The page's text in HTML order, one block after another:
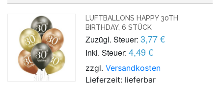
LUFTBALLONS HAPPY 30TH
BIRTHDAY, 6 STÜCK
Zuzügl. Steuer: 3,77 €
Inkl. Steuer: 4,49 €
zzgl.Versandkosten
Lieferzeit: lieferbar